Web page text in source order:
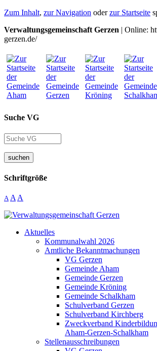
Zum Inhalt, zur Navigation oderzur Startseite
Verwaltungsgemeinschaft Gerzen | Online:
gerzen.de/
Suche VG
suchen
Schriftgröße
A A A
Aktuelles
Kommunalwahl 2026
Amtliche Bekanntmachungen
VG Gerzen
Gemeinde Aham
Gemeinde Gerzen
Gemeinde Kröning
Gemeinde Schalkham
Schulverband Gerzen
Schulverband Kirchberg
Zweckverband
Aham-Gerzen-Schalkham
Stellenausschreibungen